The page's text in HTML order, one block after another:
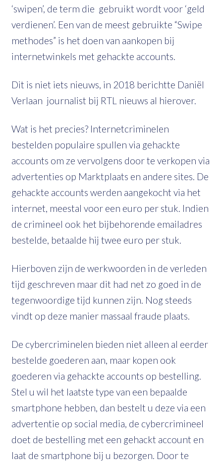
‘swipen’, de term die gebruikt wordt voor ‘geld
verdienen’. Een van de meest gebruikte “Swipe
methodes” is het doen van aankopen bij
internetwinkels met gehackte accounts.
Dit is niet iets nieuws, in 2018 berichtte Daniël
Verlaan journalist bij RTL nieuws al hierover.
Wat is het precies? Internetcriminelen
bestelden populaire spullen via gehackte
accounts om ze vervolgens door te verkopen via
advertenties op Marktplaats en andere sites. De
gehackte accounts werden aangekocht via het
internet, meestal voor een euro per stuk. Indien
de crimineel ook het bijbehorende emailadres
bestelde, betaalde hij twee euro per stuk.
Hierboven zijn de werkwoorden in de verleden
tijd geschreven maar dit had net zo goed in de
tegenwoordige tijd kunnen zijn. Nog steeds
vindt op deze manier massaal fraude plaats.
De cybercriminelen bieden niet alleen al eerder
bestelde goederen aan, maar kopen ook
goederen via gehackte accounts op bestelling.
Stel u wil het laatste type van een bepaalde
smartphone hebben, dan bestelt u deze via een
advertentie op social media, de cybercrimineel
doet de bestelling met een gehackt account en
laat de smartphone bij u bezorgen. Door te